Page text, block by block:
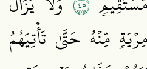
مِّنۡهُ حَتَّىٰ تَأۡتِيَهُمُ